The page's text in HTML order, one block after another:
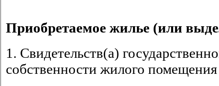
Приобретаемое жилье (или
1. Свидетельств(а)
собственности жилого